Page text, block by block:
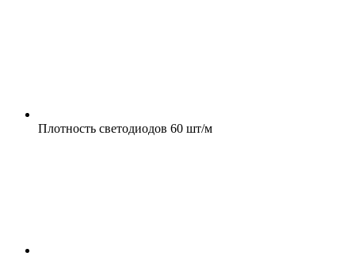
Плотность светодиодов 60 шт/м